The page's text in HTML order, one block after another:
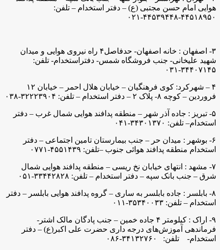
هوایی امام حسن مجتبی (ع) – دفتر استخدام – تلفن:
۴۴۵۱۸۹۵۰-۴۴۵۳۹۴۴۸-۰۲۱
۳- اصفهان : خانه اصفهان- حدفاصل۴ راه نیروی هوایی و میدان
شهید علیخانی- جنب فروشگاه شمس- دفتراستخدام- تلفن:
۳۴۴۰۷۱۴۵-۰۳۱
۴ – شهرکرد: کوی فرهنگیان – خیابان هلال احمر – خیابان ۱۲
فروردین – کوچه ۸- پلاک ۲ – دفتر استخدام – تلفن: ۳۲۲۲۳۹۰۴-۰۳۸
۵- تبریز : جاده آذر شهر – منطقه پدافند هوایی شمال غرب – دفتر
استخدام– تلفن: ۳۴۳۰۱۳۷۰-۰۴۱
۶- بوشهر : میدان حر – جنب بیمارستان تامین اجتماعی – دفتر
استخدام منطقه پدافند هوائی جنوب –تلفن: ۴۵۵۱۴۳۹-۰۷۷۱
۷- مشهد : انتهای خیابان نخ ریسی – منطقه پدافند هوایی شمال
شرق – جنب بانک سپه – دفتر استخدام – تلفن: ۳۳۴۴۲۸۲۸-۰۵۱
۸- بابلسر : جاده بابلسر به ساری – گروه پدافند هوایی بابلسر – دفتر
استخدام – تلفن: ۳۵۳۴۰۰۳۳-۰۱۱
۹- اراک : کیلومتر ۴ جاده خمین – جنب پادگان مالک اشتر-
فرماندهی آموزش‌های درجه داری حضرت علی اکبر(ع) – دفتر
استخدام- تلفن: ۳۴۱۳۲۷۶۰-۰۸۶